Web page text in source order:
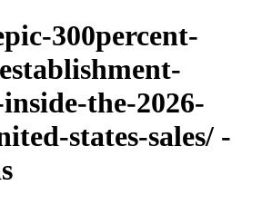
300percent-
the-2026-
states-sales/ -